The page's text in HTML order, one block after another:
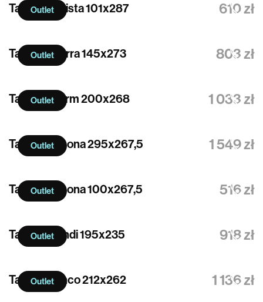
Outlet
Tapeta Nimista 101x287 610 zł
Outlet
Tapeta Sherra 145x273 803 zł
Outlet
Tapeta Sharm 200x268 1 033 zł
Outlet
Tapeta Armona 295x267,5 1 549 zł
Outlet
Tapeta Armona 100x267,5 516 zł
Outlet
Tapeta Brandi 195x235 918 zł
Outlet
Tapeta Bianco 212x262 1 136 zł